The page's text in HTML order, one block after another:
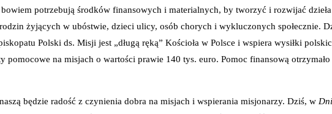
potrzebują środków finansowych i materialnych, by tworzyć i rozwijać
żyjących w ubóstwie, dzieci ulicy, osób chorych i wykluczonych społecznie.
Polski ds. Misji jest „długą ręką” Kościoła w Polsce i wspiera wysiłki
na misjach o wartości prawie 140 tys. euro. Pomoc finansową
będzie radość z czynienia dobra na misjach i wspierania misjonarzy. Dziś, w